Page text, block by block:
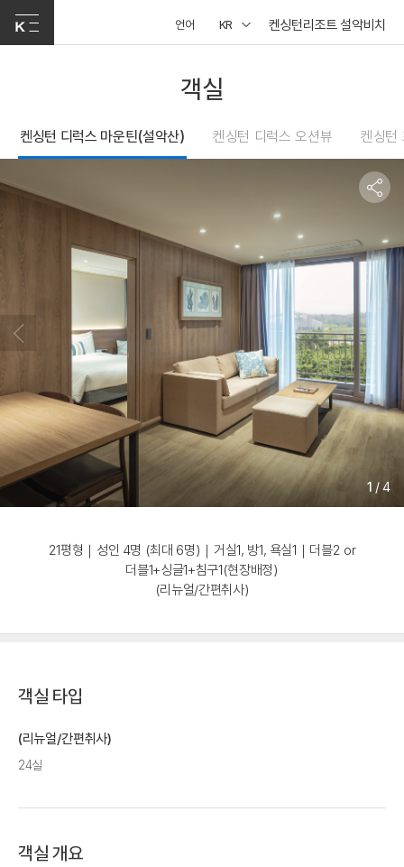
언어 KR 켄싱턴리조트 설악비치
객실
켄싱턴 디럭스 마운틴(설악산) 켄싱턴 디럭스 오션뷰 켄싱턴
1 /4
21평형｜성인 4명 (최대 6명)｜거실1, 방1, 욕실1｜더블2 or
더블1+싱글1+침구1(현장배정)
(리뉴얼/간편취사)
객실 타입
(리뉴얼/간편취사)
24실
객실 개요